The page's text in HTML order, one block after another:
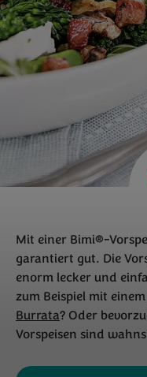
Mit einer Bimi®-
garantiert gut. Die
enorm lecker und
zum Beispiel mit einem
Burrata? Oder
Vorspeisen sind